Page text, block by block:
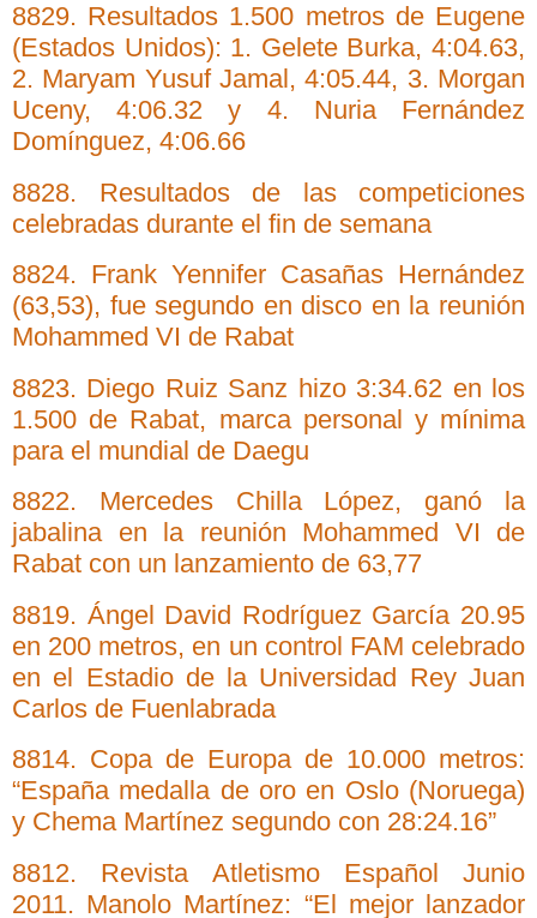
8829. Resultados 1.500 metros de Eugene
(Estados Unidos): 1. Gelete Burka, 4:04.63,
2. Maryam Yusuf Jamal, 4:05.44, 3. Morgan
Uceny, 4:06.32 y 4. Nuria Fernández
Domínguez, 4:06.66
8828. Resultados de las competiciones
celebradas durante el fin de semana
8824. Frank Yennifer Casañas Hernández
(63,53), fue segundo en disco en la reunión
Mohammed VI de Rabat
8823. Diego Ruiz Sanz hizo 3:34.62 en los
1.500 de Rabat, marca personal y mínima
para el mundial de Daegu
8822. Mercedes Chilla López, ganó la
jabalina en la reunión Mohammed VI de
Rabat con un lanzamiento de 63,77
8819. Ángel David Rodríguez García 20.95
en 200 metros, en un control FAM celebrado
en el Estadio de la Universidad Rey Juan
Carlos de Fuenlabrada
8814. Copa de Europa de 10.000 metros:
“España medalla de oro en Oslo (Noruega)
y Chema Martínez segundo con 28:24.16”
8812. Revista Atletismo Español Junio
2011. Manolo Martínez: “El mejor lanzador